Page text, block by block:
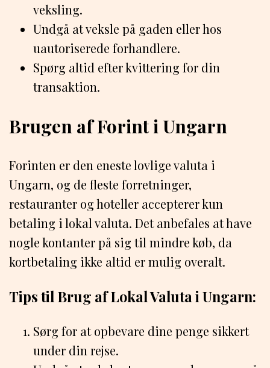
veksling.
Undgå at veksle på gaden eller hos
uautoriserede forhandlere.
Spørg altid efter kvittering for din
transaktion.
Brugen af Forint i Ungarn
Forinten er den eneste lovlige valuta i
Ungarn, og de fleste forretninger,
restauranter og hoteller accepterer kun
betaling i lokal valuta. Det anbefales at have
nogle kontanter på sig til mindre køb, da
kortbetaling ikke altid er mulig overalt.
Tips til Brug af Lokal Valuta i Ungarn:
Sørg for at opbevare dine penge sikkert
under din rejse.